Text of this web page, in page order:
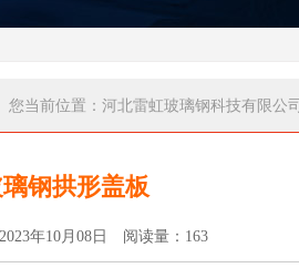
您当前位置： 河北雷虹玻璃钢科技有限公司
钢拱形盖板
年10月08日 阅读量： 163